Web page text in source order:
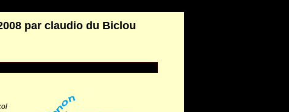
par claudio du Biclou